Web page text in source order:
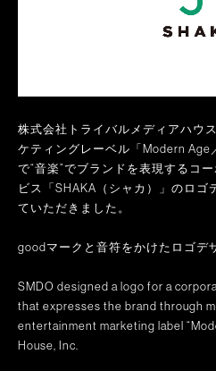
株式会社トライバルメディアハウ
ケティングレーベル「Modern
で“音楽”でブランドを表現するコ
ビス「SHAKA（シャカ）」のロゴ
ていただきました。
goodマークと音符をかけたロゴデ
SMDO designed a logo for a
that expresses the brand through
entertainment marketing label
House, Inc.